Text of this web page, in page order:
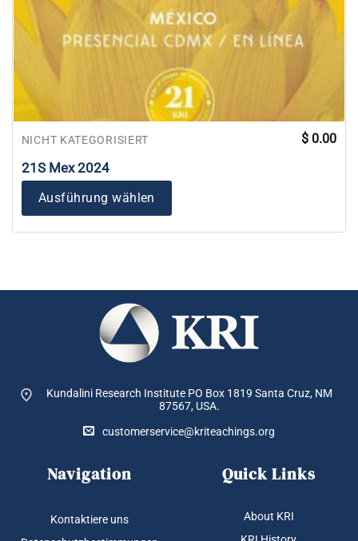
NICHT KATEGORISIERT
21S Mex 2024
$ 0.00
Ausführung wählen
Kundalini Research Institute PO Box 1819 Santa Cruz, NM
87567, USA.
customerservice@kriteachings.org
Navigation
Kontaktiere uns
Quick Links
About KRI